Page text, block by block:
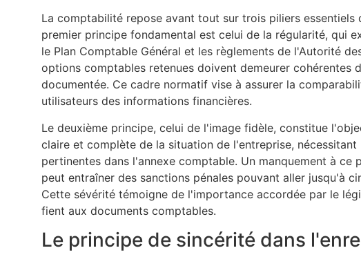
La comptabilité repose avant tout sur trois piliers
premier principe fondamental est celui de la régularité, qui
le Plan Comptable Général et les règlements de l'Autorité
options comptables retenues doivent demeurer
documentée. Ce cadre normatif vise à assurer la
utilisateurs des informations financières.
Le deuxième principe, celui de l'image fidèle, constitue
claire et complète de la situation de l'entreprise,
pertinentes dans l'annexe comptable. Un manquement à
peut entraîner des sanctions pénales pouvant aller jusqu'à
Cette sévérité témoigne de l'importance accordée par le
fient aux documents comptables.
Le principe de sincérité dans